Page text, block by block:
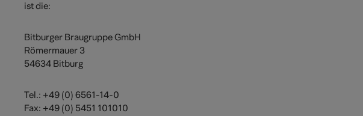
ist die:
Bitburger Braugruppe GmbH
Römermauer 3
54634 Bitburg
Tel.: +49 (0) 6561-14-0
Fax: +49 (0) 5451 101010